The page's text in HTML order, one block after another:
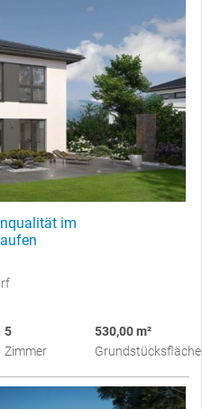
im
5
Zimmer
530,00 m²
Grundstücksfläche